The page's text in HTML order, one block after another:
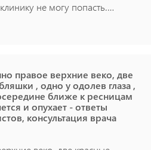
не могу попасть.
правое верхние веко, две
, одно у одолев глаза ,
ближе к ресницам
и опухает - ответы
консультация врача